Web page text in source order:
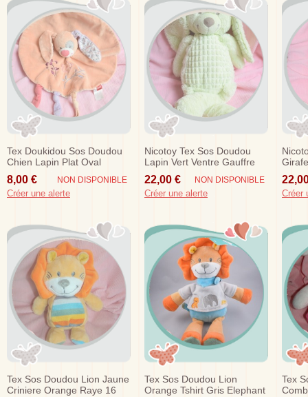
Tex Doukidou Sos Doudou
Chien Lapin Plat Oval
Orange Fleur
8,00 € NON DISPONIBLE
Créer une alerte
Nicotoy Tex Sos Doudou
Lapin Vert Ventre Gauffre
45 Cm
22,00 € NON DISPONIBLE
Créer une alerte
45
Créer
Tex Sos Doudou Lion Jaune
Criniere Orange Raye 16
Tex Sos Doudou Lion
Orange Tshirt Gris Elephant
Tex